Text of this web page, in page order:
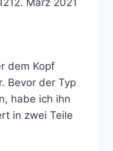
dem Kopf
Bevor der Typ
habe ich ihn
in zwei Teile